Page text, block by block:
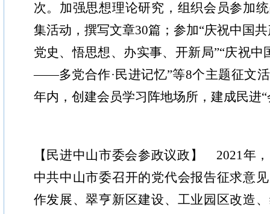
次。加强思想理论研究，组织会员参加
集活动，撰写文章30篇；参加“庆祝中国
党史、悟思想、办实事、开新局”“庆祝中
——多党合作·民进记忆”等8个主题征文
年内，创建会员学习阵地场所，建成民进
【民进中山市委会参政议政】 2021年
中共中山市委召开的党代会报告征求意
作发展、翠亨新区建设、工业园区改造